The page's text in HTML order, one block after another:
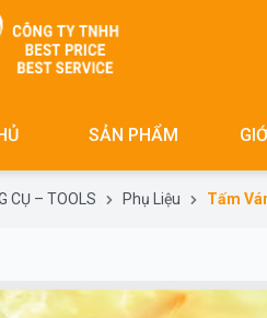
SẢN PHẨM
CỤ – TOOLS Phụ Liệu